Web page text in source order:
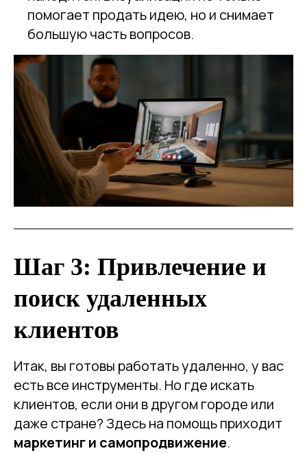
помогает продать идею, но и снимает
большую часть вопросов.
Шаг 3: Привлечение и
поиск удаленных
клиентов
Итак, вы готовы работать удаленно, у вас
есть все инструменты. Но где искать
клиентов, если они в другом городе или
даже стране? Здесь на помощь приходит
маркетинг и самопродвижение.